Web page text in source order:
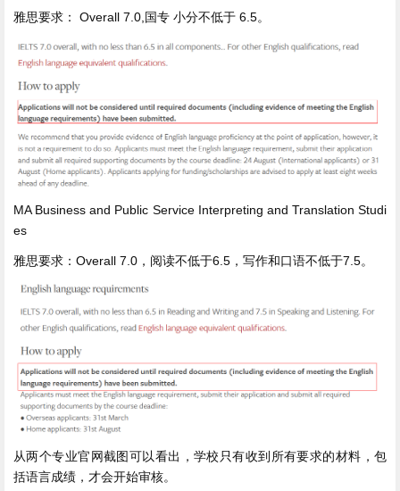
雅思要求： Overall 7.0,国专 小分不低于 6.5。
MA Business and Public Service Interpreting and Translation Studi
es
雅思要求：Overall 7.0，阅读不低于6.5，写作和口语不低于7.5。
从两个专业官网截图可以看出，学校只有收到所有要求的材料，包
括语言成绩，才会开始审核。